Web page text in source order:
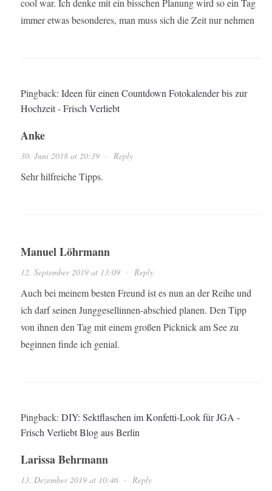
cool war. Ich denke mit ein bisschen Planung wird so ein Tag
immer etwas besonderes, man muss sich die Zeit nur nehmen
Pingback: Ideen für einen Countdown Fotokalender bis zur
Hochzeit - Frisch Verliebt
Anke
30. Juni 2018 at 20:39· Reply
Sehr hilfreiche Tipps.
Manuel Löhrmann
12. September 2019 at 13:09· Reply
Auch bei meinem besten Freund ist es nun an der Reihe und
ich darf seinen Junggesellinnen-abschied planen. Den Tipp
von ihnen den Tag mit einem großen Picknick am See zu
beginnen finde ich genial.
Pingback: DIY: Sektflaschen im Konfetti-Look für JGA -
Frisch Verliebt Blog aus Berlin
Larissa Behrmann
13. Dezember 2019 at 10:46· Reply